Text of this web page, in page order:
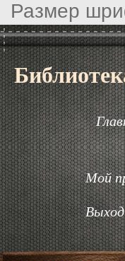
Размер
Мой
Выход